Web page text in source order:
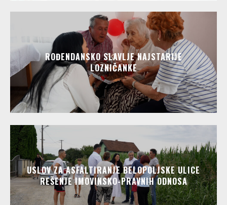
ROĐENDANSKO SLAVLJE NAJSTARIJE
LOZNIČANKE
USLOV ZA ASFALTIRANJE BELOPOLJSKE ULICE
REŠENJE IMOVINSKO-PRAVNIH ODNOSA